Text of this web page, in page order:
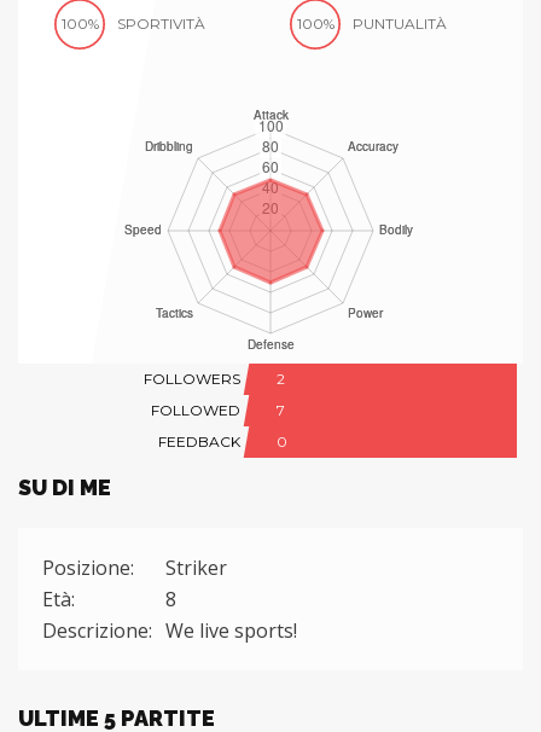
100% SPORTIVITÀ 100% PUNTUALITÀ
FOLLOWERS
2
FOLLOWED
7
FEEDBACK
0
SU DI ME
Posizione:
Striker
Età:
8
Descrizione: We live sports!
ULTIME 5 PARTITE